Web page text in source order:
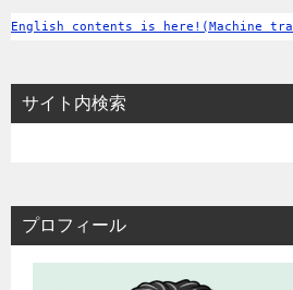
English contents is here!(Machine
サイト内検索
プロフィール